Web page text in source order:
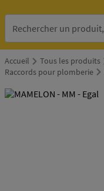
Accueil Tous les produits
Raccords pour plomberie